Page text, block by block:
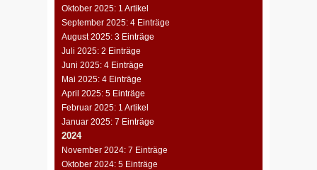
Oktober 2025: 1 Artikel
September 2025: 4 Einträge
August 2025: 3 Einträge
Juli 2025: 2 Einträge
Juni 2025: 4 Einträge
Mai 2025: 4 Einträge
April 2025: 5 Einträge
Februar 2025: 1 Artikel
Januar 2025: 7 Einträge
2024
November 2024: 7 Einträge
Oktober 2024: 5 Einträge